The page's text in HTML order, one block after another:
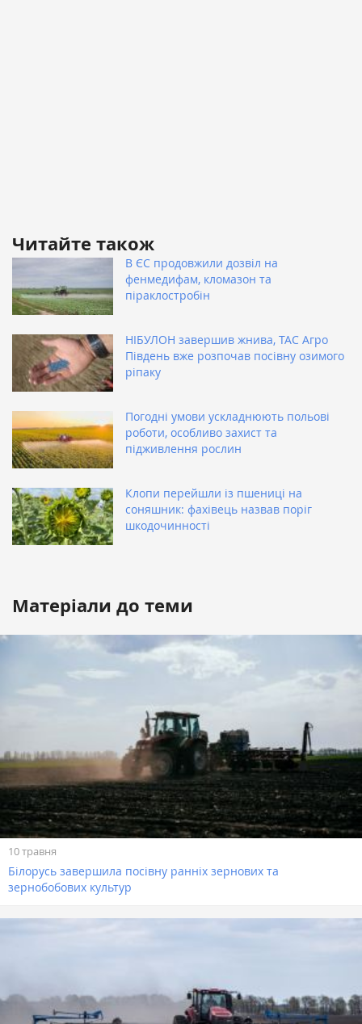
Читайте також
В ЄС продовжили дозвіл на
фенмедифам, кломазон та
піраклостробін
НІБУЛОН завершив жнива, ТАС Агро
Південь вже розпочав посівну озимого
ріпаку
Погодні умови ускладнюють польові
роботи, особливо захист та
підживлення рослин
Клопи перейшли із пшениці на
соняшник: фахівець назвав поріг
шкодочинності
Матеріали до теми
10 травня
Білорусь завершила посівну ранніх зернових та
зернобобових культур